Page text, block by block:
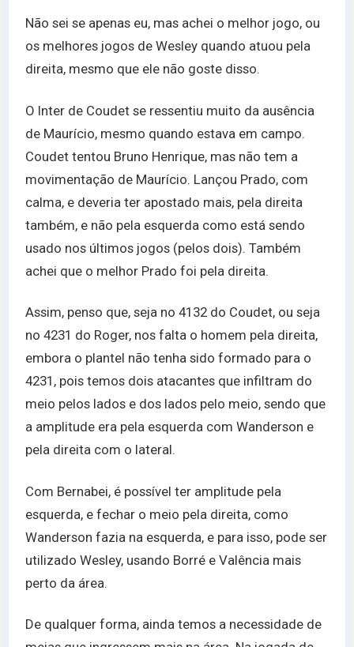
Não sei se apenas eu, mas achei o melhor jogo, ou
os melhores jogos de Wesley quando atuou pela
direita, mesmo que ele não goste disso.
O Inter de Coudet se ressentiu muito da ausência
de Maurício, mesmo quando estava em campo.
Coudet tentou Bruno Henrique, mas não tem a
movimentação de Maurício. Lançou Prado, com
calma, e deveria ter apostado mais, pela direita
também, e não pela esquerda como está sendo
usado nos últimos jogos (pelos dois). Também
achei que o melhor Prado foi pela direita.
Assim, penso que, seja no 4132 do Coudet, ou seja
no 4231 do Roger, nos falta o homem pela direita,
embora o plantel não tenha sido formado para o
4231, pois temos dois atacantes que infiltram do
meio pelos lados e dos lados pelo meio, sendo que
a amplitude era pela esquerda com Wanderson e
pela direita com o lateral.
Com Bernabei, é possível ter amplitude pela
esquerda, e fechar o meio pela direita, como
Wanderson fazia na esquerda, e para isso, pode ser
utilizado Wesley, usando Borré e Valência mais
perto da área.
De qualquer forma, ainda temos a necessidade de